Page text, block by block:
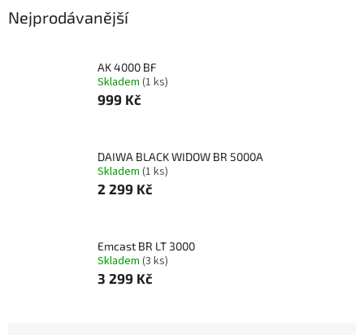
Nejprodávanější
AK 4000 BF
Skladem (1 ks)
999 Kč
DAIWA BLACK WIDOW BR 5000A
Skladem (1 ks)
2 299 Kč
Emcast BR LT 3000
Skladem (3 ks)
3 299 Kč